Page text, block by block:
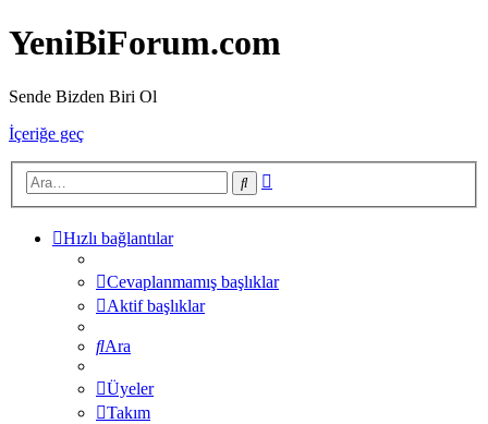
YeniBiForum.com
Sende Bizden Biri Ol
İçeriğe geç
Ara
Hızlı bağlantılar
Cevaplanmamış başlıklar
Aktif başlıklar
Ara
Üyeler
Takım